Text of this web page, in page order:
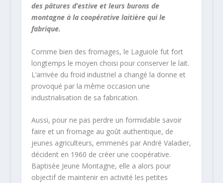
des pâtures d’estive et leurs burons de
montagne à la coopérative laitière qui le
fabrique.
Comme bien des fromages, le Laguiole fut fort
longtemps le moyen choisi pour conserver le lait.
L’arrivée du froid industriel a changé la donne et
provoqué par la même occasion une
industrialisation de sa fabrication.
Aussi, pour ne pas perdre un formidable savoir
faire et un fromage au goût authentique, de
jeunes agriculteurs, emmenés par André Valadier,
décident en 1960 de créer une coopérative.
Baptisée Jeune Montagne, elle a alors pour
objectif de maintenir en activité les petites